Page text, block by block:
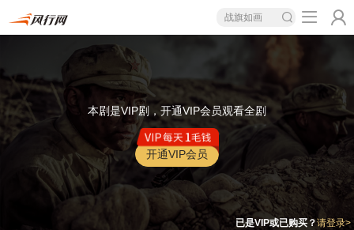
战旗如画
本剧是VIP剧，开通VIP会员观看全剧
开通VIP会员
已是VIP或已购买？请登录>